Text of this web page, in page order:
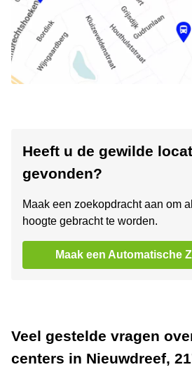
Heeft u de gewilde
gevonden?
Maak een zoekopdracht aan om
hoogte gebracht te worden.
Maak een Automatische
Veel gestelde vragen
centers in Nieuwdreef,